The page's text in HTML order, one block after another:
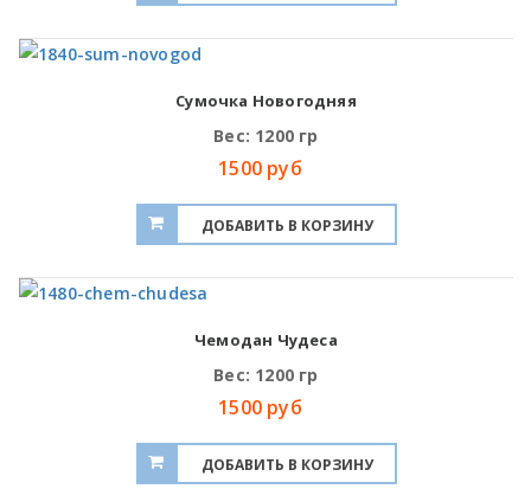
Сумочка Новогодняя
Вес: 1200 гр
1500 руб
Чемодан Чудеса
Вес: 1200 гр
1500 руб